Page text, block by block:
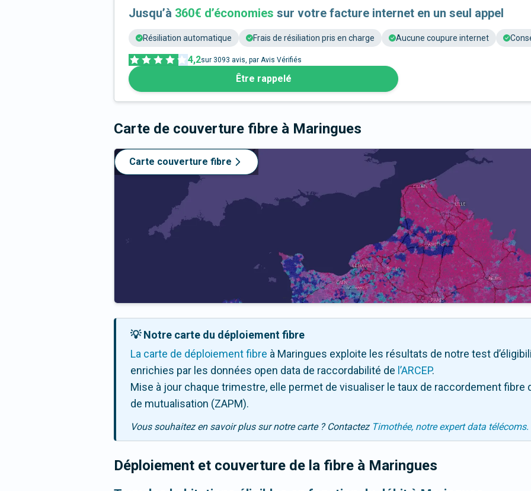
Jusqu’à 360€ d’économies sur votre facture internet en un seul appel
Résiliation automatique Frais de résiliation pris en charge Aucune coupure internet
4,2sur 3093 avis, par Avis Vérifiés
Être rappelé
Carte de couverture fibre à Maringues
Carte couverture fibre
💡 Notre carte du déploiement fibre
La carte de déploiement fibre à Maringues exploite les résultats de notre test
enrichies par les données open data de raccordabilité de l’ARCEP.
Mise à jour chaque trimestre, elle permet de visualiser le taux de raccordement fibre
de mutualisation (ZAPM).
Vous souhaitez en savoir plus sur notre carte ? Contactez Timothée, notre expert data télécoms.
Déploiement et couverture de la fibre à Maringues